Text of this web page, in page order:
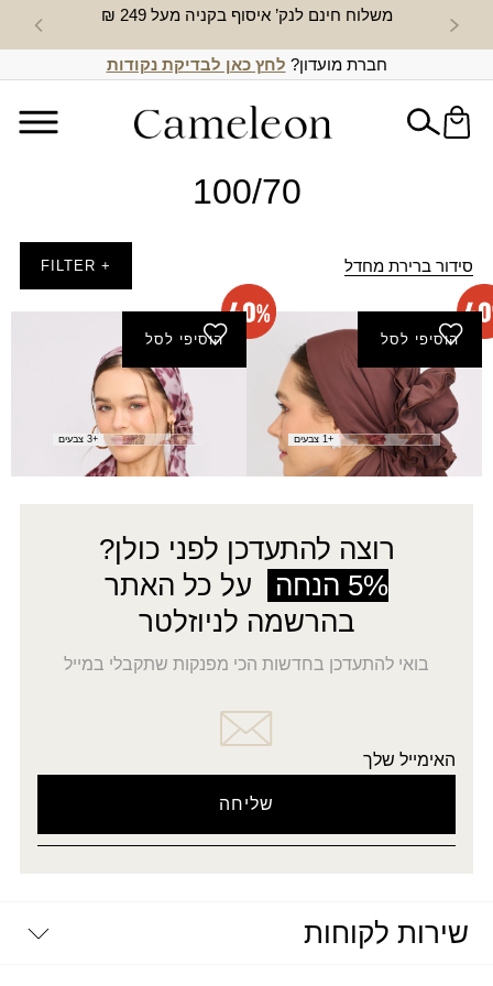
משלוח חינם לנק’ איסוף בקניה מעל 249 ₪ חדש
חברת מועדון? לחץ כאן לבדיקת נקודות
100/70
סידור ברירת מחדל + FILTER
הוסיפי לסל
צעיף ים אדוה
₪
119.00₪71.40
+1 צבעים
הוסיפי לסל
צעיף ים מטר
119.00₪71.40
+3 צבעים
רוצה להתעדכן לפני כולן?
5% הנחה
על כל האתר
בהרשמה לניוזלטר
בואי להתעדכן בחדשות הכי מפנקות שתקבלי במייל
האימייל שלך
שירות לקוחות